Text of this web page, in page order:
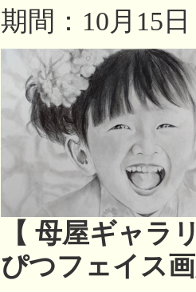
期間：10月15
【 母屋ギャラ
ぴつフェイス